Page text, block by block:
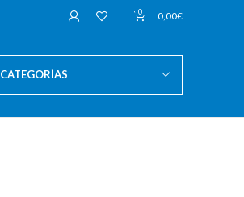
0 0,00€
CATEGORÍAS